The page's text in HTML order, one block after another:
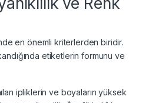
en önemli kriterlerden biridir.
etiketlerin formunu ve
ipliklerin ve boyaların yüksek